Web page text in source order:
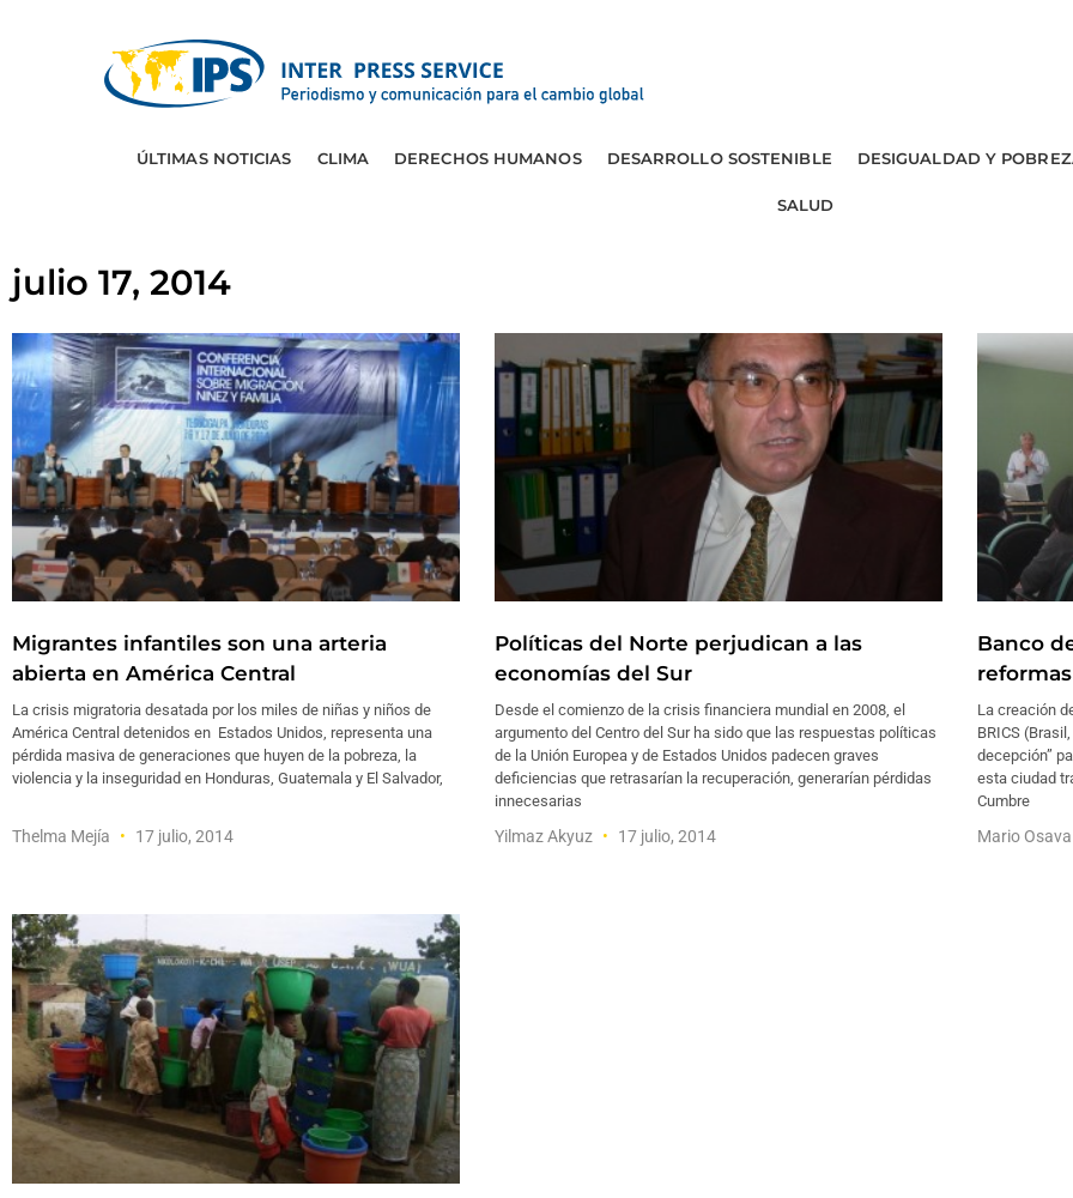
ÚLTIMAS NOTICIAS CLIMA DERECHOS HUMANOS DESARROLLO SOSTENIBLE DESIGUALDAD Y
SALUD
julio 17, 2014
Migrantes infantiles son una arteria
abierta en América Central
La crisis migratoria desatada por los miles de niñas y niños de
América Central detenidos en Estados Unidos, representa una
pérdida masiva de generaciones que huyen de la pobreza, la
violencia y la inseguridad en Honduras, Guatemala y El Salvador,
Thelma Mejía 17 julio, 2014
Políticas del Norte perjudican a las
economías del Sur
Desde el comienzo de la crisis financiera mundial en 2008, el
argumento del Centro del Sur ha sido que las respuestas políticas
de la Unión Europea y de Estados Unidos padecen graves
deficiencias que retrasarían la recuperación, generarían pérdidas
innecesarias
Yilmaz Akyuz 17 julio, 2014
Banco
La creación
BRICS
decepción”
esta ciudad
Cumbre
Mario Osava